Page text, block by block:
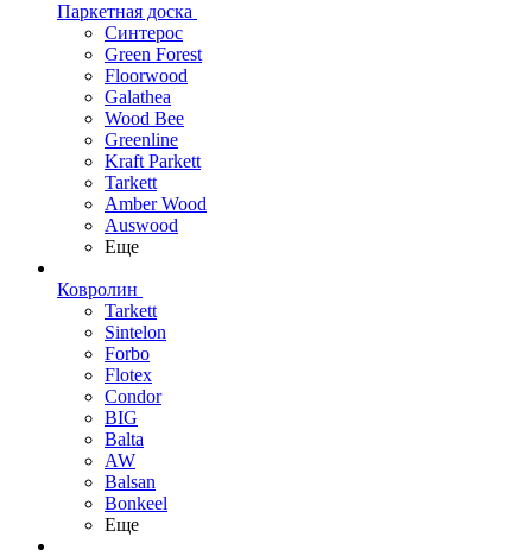
Паркетная доска
Синтерос
Green Forest
Floorwood
Galathea
Wood Bee
Greenline
Kraft Parkett
Tarkett
Amber Wood
Auswood
Еще
Ковролин
Tarkett
Sintelon
Forbo
Flotex
Condor
BIG
Balta
AW
Balsan
Bonkeel
Еще